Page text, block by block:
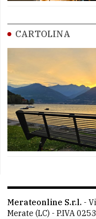
CARTOLINA
Merateonline S.r.l. -
Merate (LC) - P.IVA